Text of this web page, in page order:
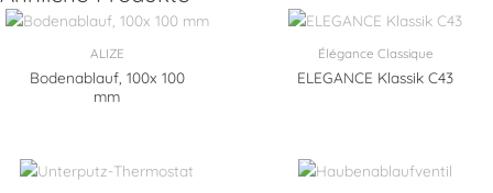
ALIZE
Bodenablauf, 100x 100
mm
Élégance Classique
ELEGANCE Klassik C43